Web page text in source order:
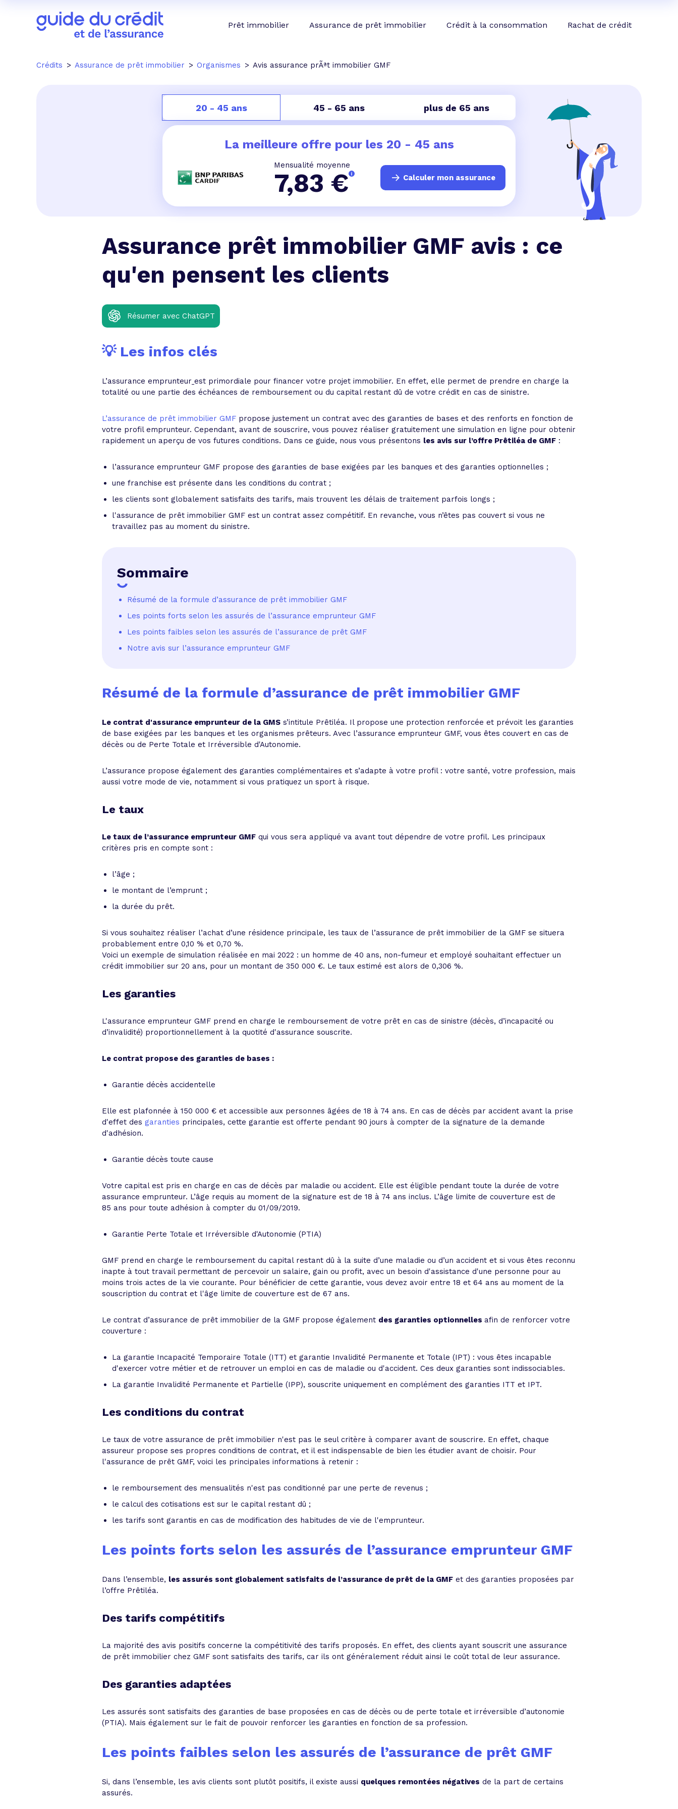
Prêt immobilier Assurance de prêt immobilier Crédit à la consommation Rachat de crédit
Crédits Assurance de prêt immobilier Organismes Avis assurance prÃªt immobilier GMF
20 - 45 ans 45 - 65 ans plus de 65 ans
La meilleure offre pour les 20 - 45 ans
Mensualité moyenne
7,83 € Calculer mon assurance
Assurance prêt immobilier GMF avis : ce
qu'en pensent les clients
Résumer avec ChatGPT
💡 Les infos clés
L’assurance emprunteur est primordiale pour financer votre projet immobilier. En effet, elle permet de prendre en charge la
totalité ou une partie des échéances de remboursement ou du capital restant dû de votre crédit en cas de sinistre.
L’assurance de prêt immobilier GMF propose justement un contrat avec des garanties de bases et des renforts en fonction de
votre profil emprunteur. Cependant, avant de souscrire, vous pouvez réaliser gratuitement une simulation en ligne pour obtenir
rapidement un aperçu de vos futures conditions. Dans ce guide, nous vous présentons les avis sur l’offre Prêtiléa de GMF :
l’assurance emprunteur GMF propose des garanties de base exigées par les banques et des garanties optionnelles ;
une franchise est présente dans les conditions du contrat ;
les clients sont globalement satisfaits des tarifs, mais trouvent les délais de traitement parfois longs ;
l'assurance de prêt immobilier GMF est un contrat assez compétitif. En revanche, vous n’êtes pas couvert si vous ne
travaillez pas au moment du sinistre.
Sommaire
Résumé de la formule d’assurance de prêt immobilier GMF
Les points forts selon les assurés de l’assurance emprunteur GMF
Les points faibles selon les assurés de l’assurance de prêt GMF
Notre avis sur l’assurance emprunteur GMF
Résumé de la formule d’assurance de prêt immobilier GMF
Le contrat d'assurance emprunteur de la GMS s’intitule Prêtiléa. Il propose une protection renforcée et prévoit les garanties
de base exigées par les banques et les organismes prêteurs. Avec l’assurance emprunteur GMF, vous êtes couvert en cas de
décès ou de Perte Totale et Irréversible d'Autonomie.
L’assurance propose également des garanties complémentaires et s’adapte à votre profil : votre santé, votre profession, mais
aussi votre mode de vie, notamment si vous pratiquez un sport à risque.
Le taux
Le taux de l’assurance emprunteur GMF qui vous sera appliqué va avant tout dépendre de votre profil. Les principaux
critères pris en compte sont :
l’âge ;
le montant de l’emprunt ;
la durée du prêt.
Si vous souhaitez réaliser l’achat d’une résidence principale, les taux de l’assurance de prêt immobilier de la GMF se situera
probablement entre 0,10 % et 0,70 %.
Voici un exemple de simulation réalisée en mai 2022 : un homme de 40 ans, non-fumeur et employé souhaitant effectuer un
crédit immobilier sur 20 ans, pour un montant de 350 000 €. Le taux estimé est alors de 0,306 %.
Les garanties
L'assurance emprunteur GMF prend en charge le remboursement de votre prêt en cas de sinistre (décès, d’incapacité ou
d’invalidité) proportionnellement à la quotité d'assurance souscrite.
Le contrat propose des garanties de bases :
Garantie décès accidentelle
Elle est plafonnée à 150 000 € et accessible aux personnes âgées de 18 à 74 ans. En cas de décès par accident avant la prise
d'effet des garanties principales, cette garantie est offerte pendant 90 jours à compter de la signature de la demande
d'adhésion.
Garantie décès toute cause
Votre capital est pris en charge en cas de décès par maladie ou accident. Elle est éligible pendant toute la durée de votre
assurance emprunteur. L’âge requis au moment de la signature est de 18 à 74 ans inclus. L’âge limite de couverture est de
85 ans pour toute adhésion à compter du 01/09/2019.
Garantie Perte Totale et Irréversible d'Autonomie (PTIA)
GMF prend en charge le remboursement du capital restant dû à la suite d’une maladie ou d’un accident et si vous êtes reconnu
inapte à tout travail permettant de percevoir un salaire, gain ou profit, avec un besoin d'assistance d'une personne pour au
moins trois actes de la vie courante. Pour bénéficier de cette garantie, vous devez avoir entre 18 et 64 ans au moment de la
souscription du contrat et l'âge limite de couverture est de 67 ans.
Le contrat d’assurance de prêt immobilier de la GMF propose également des garanties optionnelles afin de renforcer votre
couverture :
La garantie Incapacité Temporaire Totale (ITT) et garantie Invalidité Permanente et Totale (IPT) : vous êtes incapable
d'exercer votre métier et de retrouver un emploi en cas de maladie ou d'accident. Ces deux garanties sont indissociables.
La garantie Invalidité Permanente et Partielle (IPP), souscrite uniquement en complément des garanties ITT et IPT.
Les conditions du contrat
Le taux de votre assurance de prêt immobilier n'est pas le seul critère à comparer avant de souscrire. En effet, chaque
assureur propose ses propres conditions de contrat, et il est indispensable de bien les étudier avant de choisir. Pour
l'assurance de prêt GMF, voici les principales informations à retenir :
le remboursement des mensualités n'est pas conditionné par une perte de revenus ;
le calcul des cotisations est sur le capital restant dû ;
les tarifs sont garantis en cas de modification des habitudes de vie de l'emprunteur.
Les points forts selon les assurés de l’assurance emprunteur GMF
Dans l’ensemble, les assurés sont globalement satisfaits de l’assurance de prêt de la GMF et des garanties proposées par
l’offre Prêtiléa.
Des tarifs compétitifs
La majorité des avis positifs concerne la compétitivité des tarifs proposés. En effet, des clients ayant souscrit une assurance
de prêt immobilier chez GMF sont satisfaits des tarifs, car ils ont généralement réduit ainsi le coût total de leur assurance.
Des garanties adaptées
Les assurés sont satisfaits des garanties de base proposées en cas de décès ou de perte totale et irréversible d’autonomie
(PTIA). Mais également sur le fait de pouvoir renforcer les garanties en fonction de sa profession.
Les points faibles selon les assurés de l’assurance de prêt GMF
Si, dans l’ensemble, les avis clients sont plutôt positifs, il existe aussi quelques remontées négatives de la part de certains
assurés.